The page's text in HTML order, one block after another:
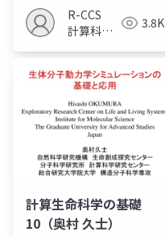
R-CCS
計算科学
3.8K
計算生命科学の基礎
10（奥村 久士）